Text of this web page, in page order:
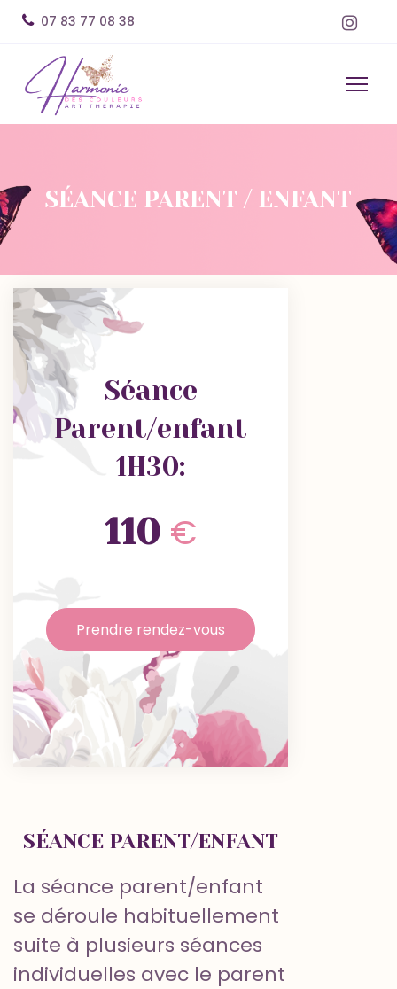
07 83 77 08 38
SÉANCE PARENT / ENFANT
Séance
Parent/enfant
1H30:
110 €
Prendre rendez-vous
SÉANCE PARENT/ENFANT
La séance parent/enfant
se déroule habituellement
suite à plusieurs séances
individuelles avec le parent